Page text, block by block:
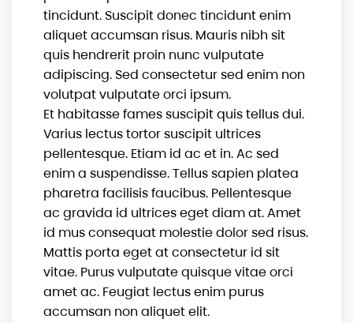
tincidunt. Suscipit donec tincidunt enim
aliquet accumsan risus. Mauris nibh sit
quis hendrerit proin nunc vulputate
adipiscing. Sed consectetur sed enim non
volutpat vulputate orci ipsum.
Et habitasse fames suscipit quis tellus dui.
Varius lectus tortor suscipit ultrices
pellentesque. Etiam id ac et in. Ac sed
enim a suspendisse. Tellus sapien platea
pharetra facilisis faucibus. Pellentesque
ac gravida id ultrices eget diam at. Amet
id mus consequat molestie dolor sed risus.
Mattis porta eget at consectetur id sit
vitae. Purus vulputate quisque vitae orci
amet ac. Feugiat lectus enim purus
accumsan non aliquet elit.